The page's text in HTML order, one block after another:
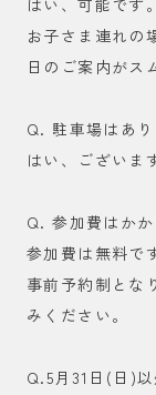
お子さま連れの
日のご案内がス
Q. 駐車場はあり
はい、ございま
Q. 参加費はかか
参加費は無料で
事前予約制とな
みください。
Q.5月31日(日)